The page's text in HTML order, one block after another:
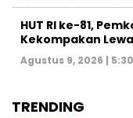
HUT RI ke-81,
Kekompakan
Agustus 9, 2026 |
TRENDING